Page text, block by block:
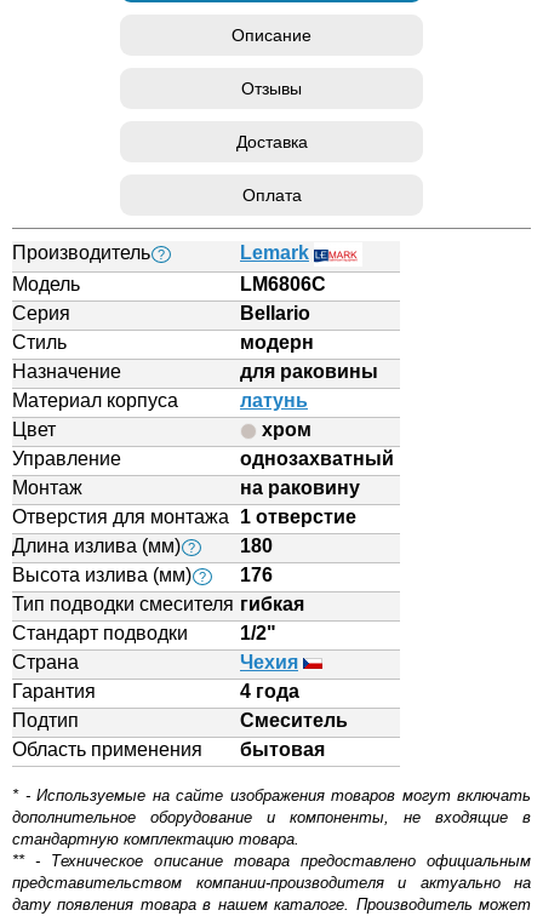
Описание
Отзывы
Доставка
Оплата
Производитель ?
Lemark
Модель
LM6806C
Серия
Bellario
Стиль
модерн
Назначение
для раковины
Материал корпуса
латунь
Цвет
хром
Управление
однозахватный
Монтаж
на раковину
Отверстия для монтажа
1 отверстие
Длина излива (мм) ?
180
Высота излива (мм) ?
176
Тип подводки смесителя гибкая
Стандарт подводки
1/2"
Страна
Чехия
Гарантия
4 года
Подтип
Смеситель
Область применения
бытовая
* - Используемые на сайте изображения товаров могут включать
дополнительное оборудование и компоненты, не входящие в
стандартную комплектацию товара.
** - Техническое описание товара предоставлено официальным
представительством компании-производителя и актуально на
дату появления товара в нашем каталоге. Производитель может